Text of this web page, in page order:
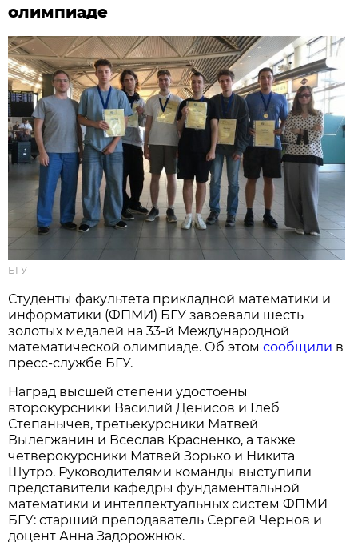
олимпиаде
БГУ
Студенты факультета прикладной математики и
информатики (ФПМИ) БГУ завоевали шесть
золотых медалей на 33-й Международной
математической олимпиаде. Об этомсообщили в
пресс-службе БГУ.
Наград высшей степени удостоены
второкурсники Василий Денисов и Глеб
Степанычев, третьекурсники Матвей
Вылегжанин и Всеслав Красненко, а также
четверокурсники Матвей Зорько и Никита
Шутро. Руководителями команды выступили
представители кафедры фундаментальной
математики и интеллектуальных систем ФПМИ
БГУ: старший преподаватель Сергей Чернов и
доцент Анна Задорожнюк.